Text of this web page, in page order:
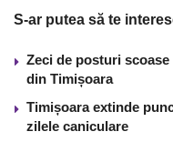
S-ar putea să te
Zeci de posturi
din Timișoara
Timișoara extinde
zilele caniculare